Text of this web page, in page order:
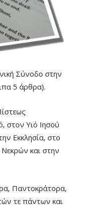
Σύνοδο στην
5 άρθρα).
στον Υιό Ιησού
Εκκλησία, στο
και στην
Παντοκράτορα,
τε πάντων και